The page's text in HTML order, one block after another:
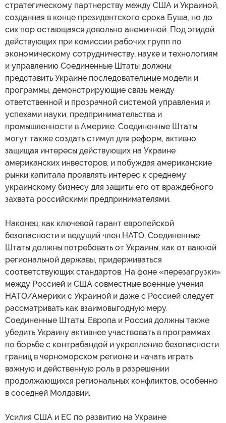
стратегическому партнерству между США и Украиной,
созданная в конце президентского срока Буша, но до
сих пор остающаяся довольно анемичной. Под эгидой
действующих при комиссии рабочих групп по
экономическому сотрудничеству, науке и технологиям
и управлению Соединенные Штаты должны
представить Украине последовательные модели и
программы, демонстрирующие связь между
ответственной и прозрачной системой управления и
успехами науки, предпринимательства и
промышленности в Америке. Соединенные Штаты
могут также создать стимул для реформ, активно
защищая интересы действующих на Украине
американских инвесторов, и побуждая американские
рынки капитала проявлять интерес к среднему
украинскому бизнесу для защиты его от враждебного
захвата российскими предпринимателями.
Наконец, как ключевой гарант европейской
безопасности и ведущий член НАТО, Соединенные
Штаты должны потребовать от Украины, как от важной
региональной державы, придерживаться
соответствующих стандартов. На фоне «перезагрузки»
между Россией и США совместные военные учения
НАТО/Америки с Украиной и даже с Россией следует
рассматривать как взаимовыгодную меру.
Соединенные Штаты, Европа и Россия должны также
убедить Украину активнее участвовать в программах
по борьбе с контрабандой и укреплению безопасности
границ в черноморском регионе и начать играть
важную и действенную роль в разрешении
продолжающихся региональных конфликтов, особенно
в соседней Молдавии.
Усилия США и ЕС по развитию на Украине